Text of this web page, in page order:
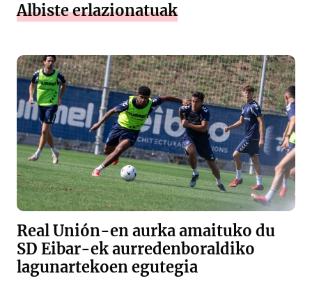
Albiste erlazionatuak
Real Unión-en aurka amaituko du
SD Eibar-ek aurredenboraldiko
lagunartekoen egutegia